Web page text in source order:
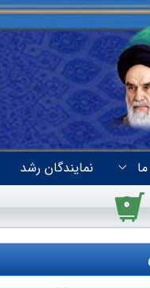
نمایندگان رشد
۰